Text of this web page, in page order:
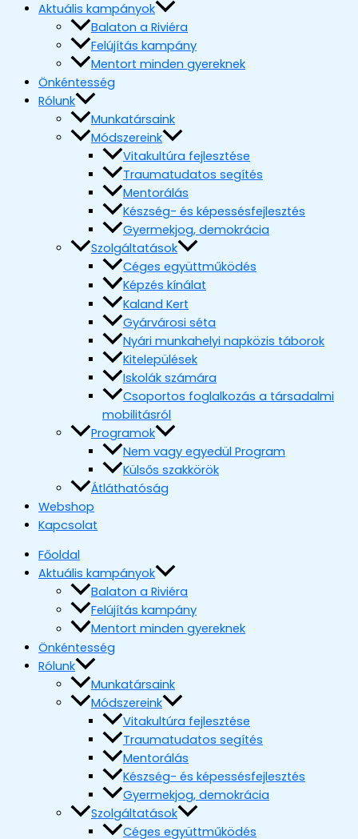
Aktuális kampányok
Balaton a Riviéra
Felújítás kampány
Mentort minden gyereknek
Önkéntesség
Rólunk
Munkatársaink
Módszereink
Vitakultúra fejlesztése
Traumatudatos segítés
Mentorálás
Készség- és képessésfejlesztés
Gyermekjog, demokrácia
Szolgáltatások
Céges együttműködés
Képzés kínálat
Kaland Kert
Gyárvárosi séta
Nyári munkahelyi napközis táborok
Kitelepülések
Iskolák számára
Csoportos foglalkozás a társadalmi
mobilitásról
Programok
Nem vagy egyedül Program
Külsős szakkörök
Átláthatóság
Webshop
Kapcsolat
Főoldal
Aktuális kampányok
Balaton a Riviéra
Felújítás kampány
Mentort minden gyereknek
Önkéntesség
Rólunk
Munkatársaink
Módszereink
Vitakultúra fejlesztése
Traumatudatos segítés
Mentorálás
Készség- és képessésfejlesztés
Gyermekjog, demokrácia
Szolgáltatások
Céges együttműködés